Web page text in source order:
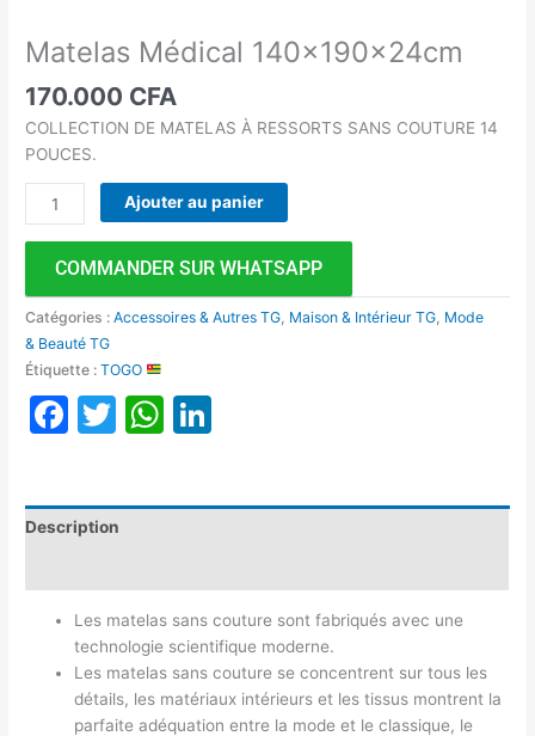
Matelas Médical 140x190x24cm
170.000 CFA
COLLECTION DE MATELAS À RESSORTS SANS COUTURE 14
POUCES.
Ajouter au panier
COMMANDER SUR WHATSAPP
Catégories :Accessoires & Autres TG, Maison & Intérieur TG, Mode
& Beauté TG
Étiquette :TOGO
Facebook
TwitterWhatsApp
Description
Les matelas sans couture sont fabriqués avec une
technologie scientifique moderne.
Les matelas sans couture se concentrent sur tous les
détails, les matériaux intérieurs et les tissus montrent la
parfaite adéquation entre la mode et le classique, le